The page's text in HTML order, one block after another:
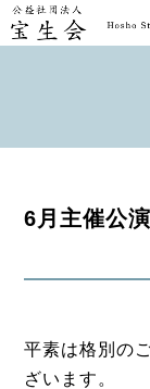
6月主催公
平素は格別の
ざいます。